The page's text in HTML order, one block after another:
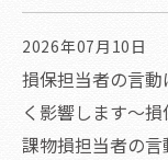
2026年07月10日
損保担当者の言
く影響します～
課物損担当者の言